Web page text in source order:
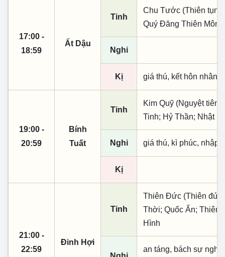
17:00 -
18:59
Ất Dậu
Tinh
Chu Tước (Thiên
Quý Đăng Thiên Môn;
Nghi
Kị giá thú, kết hôn nhân,
19:00 -
20:59
Bính
Tuất
Tinh
Kim Quỹ (Nguyệt
Tinh; Hỷ Thần; Nhật
Nghi giá thú, kì phúc, nhập
Kị
21:00 -
22:59
Đinh Hợi
Tinh
Thiên Đức (Thiên
Thời; Quốc Ấn; Thiên
Hình
an táng, bách sự nghi